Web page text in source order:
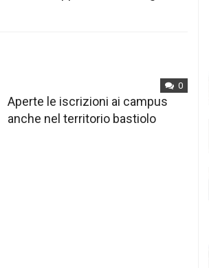
0
Aperte le iscrizioni ai campus
anche nel territorio bastiolo